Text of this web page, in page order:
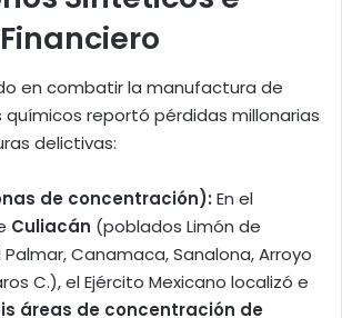
en combatir la manufactura de
reportó pérdidas millonarias
delictivas:
de concentración): En el
Culiacán (poblados Limón de
Palmar, Canamaca, Sanalona, Arroyo
C.), el Ejército Mexicano localizó e
áreas de concentración de